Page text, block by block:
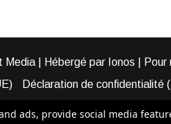
| Hébergé par Ionos | Pour
Déclaration de confidentialité
ads, provide social media